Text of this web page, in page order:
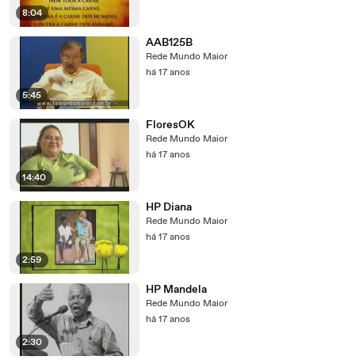
8:04
5:45
AAB125B
Rede Mundo Maior
há 17 anos
14:40
FloresOK
Rede Mundo Maior
há 17 anos
2:59
HP Diana
Rede Mundo Maior
há 17 anos
2:30
HP Mandela
Rede Mundo Maior
há 17 anos